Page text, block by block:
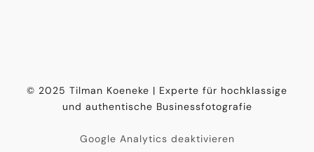
© 2025 Tilman Koeneke | Experte für hochklassige
und authentische Businessfotografie
Google Analytics deaktivieren